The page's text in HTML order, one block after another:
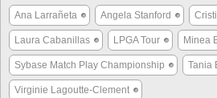
Ana Larrañeta Angela Stanford
Laura Cabanillas LPGA Tour Minea
Sybase Match Play Championship Tania
Virginie Lagoutte-Clement